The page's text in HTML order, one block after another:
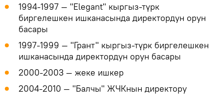
1994-1997 — "Elegant" кыргыз-түрк
биргелешкен ишканасында директордун орун
басары
1997-1999 — "Грант" кыргыз-түрк биргелешкен
ишканасында директордун орун басары
2000-2003 — жеке ишкер
2004-2010 — "Балчы" ЖЧКнын директору